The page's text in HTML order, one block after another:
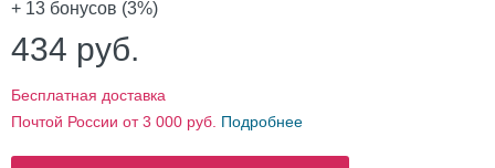
+ 13 бонусов (3%)
434 руб.
Бесплатная доставка
Почтой России от 3 000 руб. Подробнее